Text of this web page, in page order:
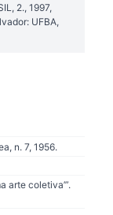
2., 1997,
UFBA,
n. 7, 1956.
arte coletiva’”.